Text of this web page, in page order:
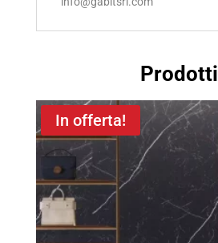
Prodotti
In offerta!